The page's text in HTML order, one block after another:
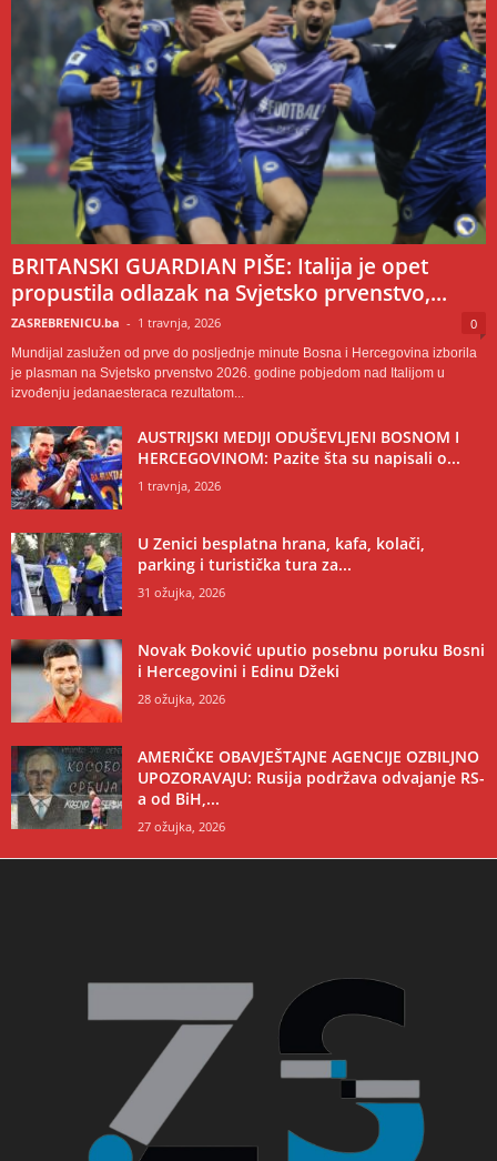
BRITANSKI GUARDIAN PIŠE: Italija je opet
propustila odlazak na Svjetsko prvenstvo,...
ZASREBRENICU.ba - 1 travnja, 2026 0
Mundijal zaslužen od prve do posljednje minute Bosna i Hercegovina izborila
je plasman na Svjetsko prvenstvo 2026. godine pobjedom nad Italijom u
izvođenju jedanaesteraca rezultatom...
AUSTRIJSKI MEDIJI ODUŠEVLJENI BOSNOM I
HERCEGOVINOM: Pazite šta su napisali o...
1 travnja, 2026
U Zenici besplatna hrana, kafa, kolači,
parking i turistička tura za...
31 ožujka, 2026
Novak Đoković uputio posebnu poruku Bosni
i Hercegovini i Edinu Džeki
28 ožujka, 2026
AMERIČKE OBAVJEŠTAJNE AGENCIJE OZBILJNO
UPOZORAVAJU: Rusija podržava odvajanje RS-
a od BiH,...
27 ožujka, 2026